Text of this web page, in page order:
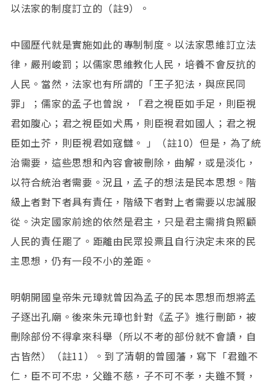
以法家的制度訂立的（註9）。
中國歷代就是實施如此的專制制度。以法家思維訂立法
律，嚴刑峻罰；以儒家思維教化人民，培養不會反抗的
人民。當然，法家也有所謂的「王子犯法，與庶民同
罪」；儒家的孟子也曾說，「君之視臣如手足，則臣視
君如腹心；君之視臣如犬馬，則臣視君如國人；君之視
臣如土芥，則臣視君如寇讎。 」（註10）但是，為了統
治需要，這些思想和內容會被刪除，曲解，或是淡化，
以符合統治者需要。況且，孟子的想法是民本思想。階
級上者對下者具有責任，階級下者對上者需要以忠誠服
從。決定國家前途的依然是君主，只是君主需揹負照顧
人民的責任罷了。距離由民眾投票且自行決定未來的民
主思想，仍有一段不小的差距。
明朝開國皇帝朱元璋就曾因為孟子的民本思想而想將孟
子逐出孔廟。後來朱元璋也針對《孟子》進行刪節，被
刪除部份不得拿來科舉（所以不考的部份就不會讀，自
古皆然）（註11）。到了清朝的曾國藩，寫下「君雖不
仁，臣不可不忠，父雖不慈，子不可不孝，夫雖不賢，